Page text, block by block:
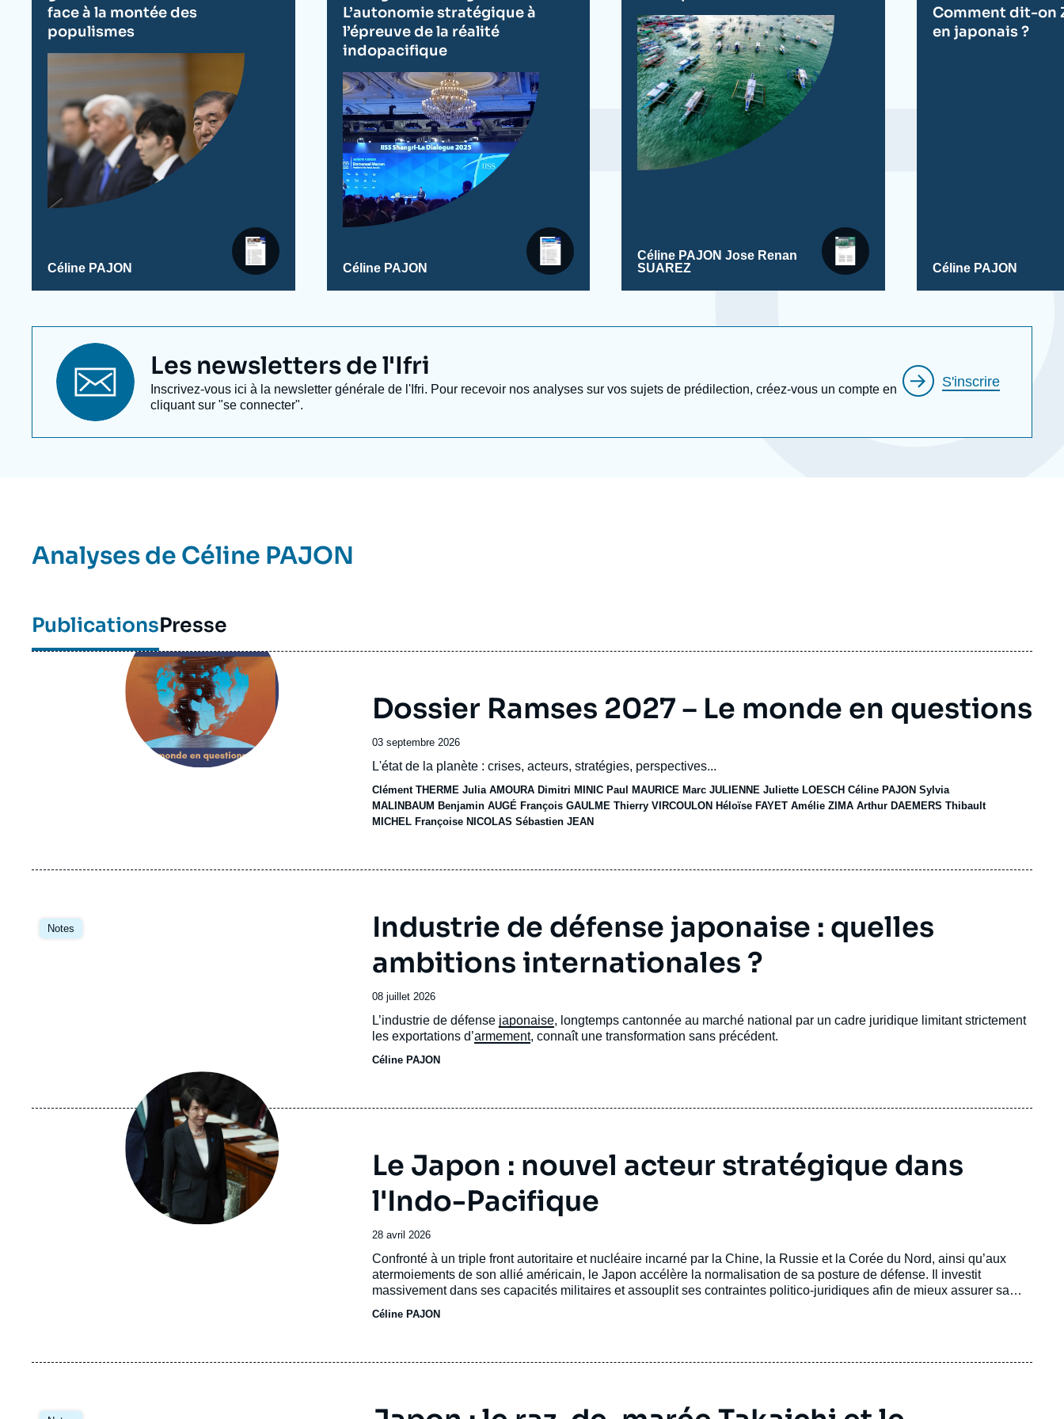
face à la montée des
populismes
Céline PAJON
L’autonomie stratégique à
l’épreuve de la réalité
indopacifique
Céline PAJON
Céline PAJON Jose Renan
SUAREZ
Comment dit-on
en japonais ?
Céline PAJON
Titre
newsletter
Les newsletters de l'Ifri
Texte
Newsletter
Inscrivez-vous ici à la newsletter générale de l'Ifri. Pour recevoir nos analyses sur vos sujets de prédilection, créez-vous un compte en
cliquant sur "se connecter".
S'inscrire
Analyses de Céline PAJON
PublicationsPresse
Image
principale
Dossier Ramses 2027 – Le monde en questions
Date
publication
03 septembre 2026
Accroche
L'état de la planète : crises, acteurs, stratégies, perspectives...
Clément THERME Julia AMOURA Dimitri MINIC Paul MAURICE Marc JULIENNE Juliette LOESCH Céline PAJON Sylvia
MALINBAUM Benjamin AUGÉ François GAULME Thierry VIRCOULON Héloïse FAYET Amélie ZIMA Arthur DAEMERS Thibault
MICHEL Françoise NICOLAS Sébastien JEAN
Notes
Image
principale
Industrie de défense japonaise : quelles
ambitions internationales ?
Date
publication
08 juillet 2026
Accroche
L’industrie de défense japonaise, longtemps cantonnée au marché national par un cadre juridique limitant strictement
les exportations d’armement, connaît une transformation sans précédent.
Céline PAJON
principale
Le Japon : nouvel acteur stratégique dans
l'Indo-Pacifique
Date
publication
28 avril 2026
Accroche
Confronté à un triple front autoritaire et nucléaire incarné par la Chine, la Russie et la Corée du Nord, ainsi qu’aux
atermoiements de son allié américain, le Japon accélère la normalisation de sa posture de défense. Il investit
massivement dans ses capacités militaires et assouplit ses contraintes politico-juridiques afin de mieux assurer sa
propre protection, mais aussi de s’affirmer comme un partenaire de sécurité central, crédible et recherché, en Asie
comme au-delà. La rhétorique désormais assumée de la Première ministre Sanae Takaichi à l’égard de Pékin illustre
Céline PAJON
Image